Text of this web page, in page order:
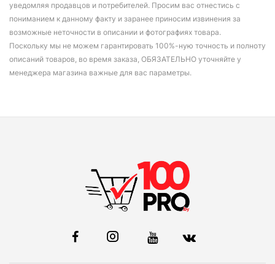
уведомляя продавцов и потребителей. Просим вас отнестись с
пониманием к данному факту и заранее приносим извинения за
возможные неточности в описании и фотографиях товара.
Поскольку мы не можем гарантировать 100%-ную точность и полноту
описаний товаров, во время заказа, ОБЯЗАТЕЛЬНО уточняйте у
менеджера магазина важные для вас параметры.